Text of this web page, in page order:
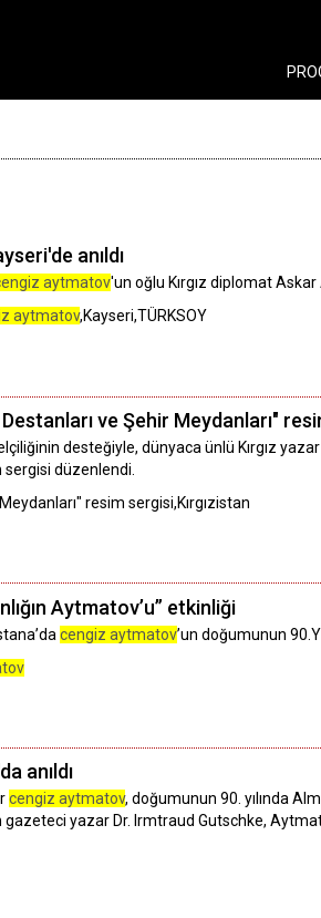
anıldı
aytmatov'un oğlu Kırgız diplomat
aytmatov,Kayseri,TÜRKSOY
ve Şehir Meydanları"
desteğiyle, dünyaca ünlü Kırgız yazar
sergisi düzenlendi.
resim sergisi,Kırgızistan
Aytmatov’u” etkinliği
cengiz aytmatov’un doğumunun
anıldı
cengiz aytmatov, doğumunun 90. yılında
gazeteci yazar Dr. Irmtraud Gutschke,